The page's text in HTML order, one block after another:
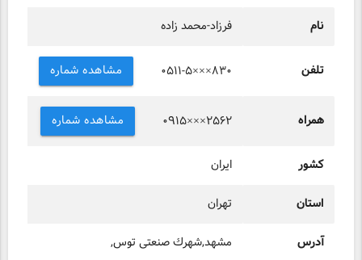
نام فرزاد-محمد زاده
تلفن ۰۵۱۱-۵×××۸۳۰ مشاهده شماره
همراه ۰۹۱۵×××۲۵۶۲ مشاهده شماره
کشور ایران
استان تهران
آدرس مشهد,شهرك صنعتی توس,